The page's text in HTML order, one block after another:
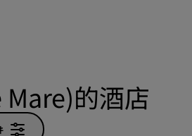
的酒店